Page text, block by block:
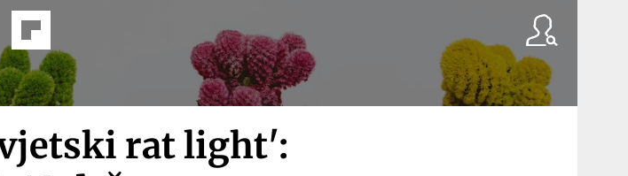
rat light':